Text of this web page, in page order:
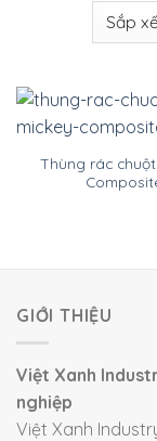
Thùng rác
GIỚI THIỆU
Việt Xanh
nghiệp
Việt Xanh